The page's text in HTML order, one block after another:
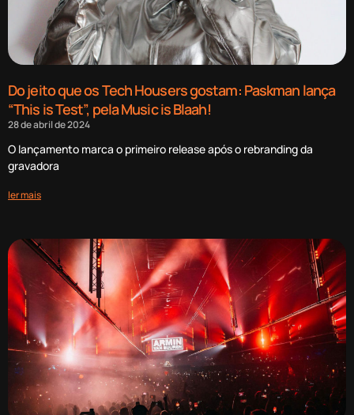
Do jeito que os Tech Housers gostam: Paskman lança
“This is Test”, pela Music is Blaah!
28 de abril de 2024
O lançamento marca o primeiro release após o rebranding da
gravadora
ler mais